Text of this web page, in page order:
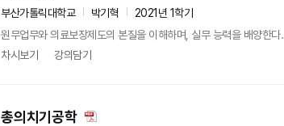
부산가톨릭대학교 박기혁
2021년 1학기
원무업무와 의료보장제도의 본질을 이해하며, 실무 능력을 배양한다.
차시보기
강의담기
총의치기공학